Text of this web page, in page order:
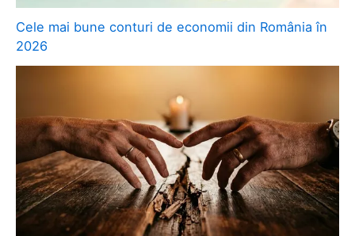
Cele mai bune conturi de economii din România în
2026